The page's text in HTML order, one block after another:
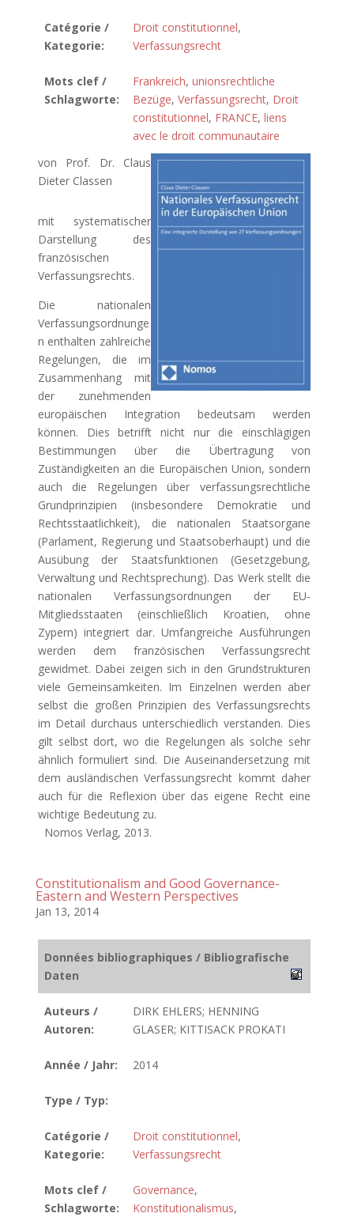
Catégorie /
Kategorie:
Droit constitutionnel,
Verfassungsrecht
Mots clef /
Schlagworte:
Frankreich, unionsrechtliche
Bezüge, Verfassungsrecht, Droit
constitutionnel, FRANCE, liens
avec le droit communautaire
von Prof. Dr. Claus
Dieter Classen
mit systematischer
Darstellung des
französischen
Verfassungsrechts.
Die nationalen
Verfassungsordnunge
n enthalten zahlreiche
Regelungen, die im
Zusammenhang mit
der zunehmenden
europäischen Integration bedeutsam werden
können. Dies betrifft nicht nur die einschlägigen
Bestimmungen über die Übertragung von
Zuständigkeiten an die Europäischen Union, sondern
auch die Regelungen über verfassungsrechtliche
Grundprinzipien (insbesondere Demokratie und
Rechtsstaatlichkeit), die nationalen Staatsorgane
(Parlament, Regierung und Staatsoberhaupt) und die
Ausübung der Staatsfunktionen (Gesetzgebung,
Verwaltung und Rechtsprechung). Das Werk stellt die
nationalen Verfassungsordnungen der EU-
Mitgliedsstaaten (einschließlich Kroatien, ohne
Zypern) integriert dar. Umfangreiche Ausführungen
werden dem französischen Verfassungsrecht
gewidmet. Dabei zeigen sich in den Grundstrukturen
viele Gemeinsamkeiten. Im Einzelnen werden aber
selbst die großen Prinzipien des Verfassungsrechts
im Detail durchaus unterschiedlich verstanden. Dies
gilt selbst dort, wo die Regelungen als solche sehr
ähnlich formuliert sind. Die Auseinandersetzung mit
dem ausländischen Verfassungsrecht kommt daher
auch für die Reflexion über das eigene Recht eine
wichtige Bedeutung zu.
Nomos Verlag, 2013.
Constitutionalism and Good Governance-
Eastern and Western Perspectives
Jan 13, 2014
Données bibliographiques / Bibliografische
Daten
Auteurs /
Autoren:
DIRK EHLERS; HENNING
GLASER; KITTISACK PROKATI
Année / Jahr: 2014
Type / Typ:
Catégorie /
Kategorie:
Droit constitutionnel,
Verfassungsrecht
Mots clef /
Schlagworte:
Governance,
Konstitutionalismus,